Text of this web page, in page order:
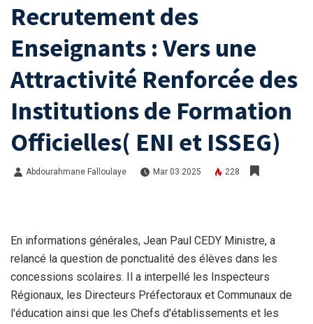
Recrutement des
Enseignants : Vers une
Attractivité Renforcée des
Institutions de Formation
Officielles( ENI et ISSEG)
Abdourahmane Falloulaye Mar 03 2025 228
En informations générales, Jean Paul CEDY Ministre, a
relancé la question de ponctualité des élèves dans les
concessions scolaires. Il a interpellé les Inspecteurs
Régionaux, les Directeurs Préfectoraux et Communaux de
l'éducation ainsi que les Chefs d'établissements et les